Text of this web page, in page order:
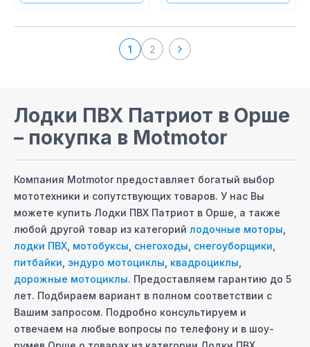
1 2
Лодки ПВХ Патриот в Орше
– покупка в Motmotor
Компания Motmotor предоставляет богатый выбор
мототехники и сопутствующих товаров. У нас Вы
можете купить Лодки ПВХ Патриот в Орше , а также
любой другой товар из категорий лодочные моторы
лодки ПВХ мотобуксы снегоходы снегоуборщики
питбайки эндуро мотоциклы квадроциклы
дорожные мотоциклы. Предоставляем гарантию до 5
лет. Подбираем вариант в полном соответствии с
Вашим запросом. Подробно консультируем и
отвечаем на любые вопросы по телефону и в шоу-